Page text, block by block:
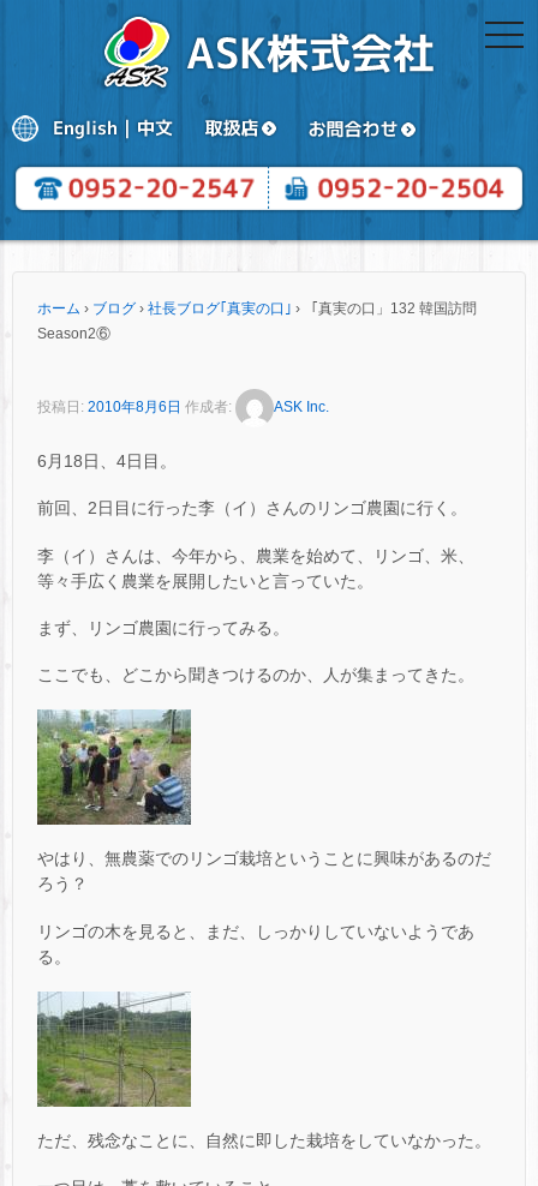
ホーム › ブログ › 社長ブログ｢真実の口｣ ›
「真実の口」132 韓国訪問
Season2⑥
投稿日: 2010年8月6日 作成者: ASK Inc.
6月18日、4日目。
前回、2日目に行った李（イ）さんのリンゴ農園に行く。
李（イ）さんは、今年から、農業を始めて、リンゴ、米、
等々手広く農業を展開したいと言っていた。
まず、リンゴ農園に行ってみる。
ここでも、どこから聞きつけるのか、人が集まってきた。
やはり、無農薬でのリンゴ栽培ということに興味があるのだ
ろう？
リンゴの木を見ると、まだ、しっかりしていないようであ
る。
ただ、残念なことに、自然に即した栽培をしていなかった。